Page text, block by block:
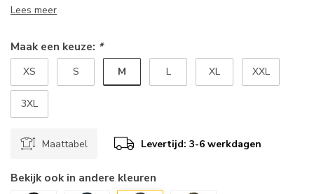
Lees meer
Maak een keuze: *
XS S M L XL XXL
3XL
Maattabel Levertijd: 3-6 werkdagen
Bekijk ook in andere kleuren